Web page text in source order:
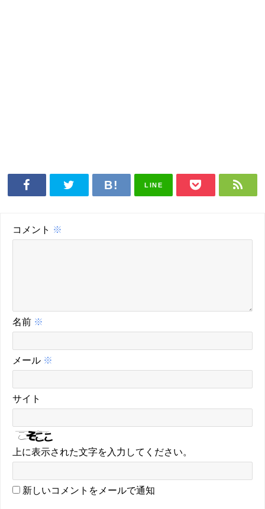
LINE
コメント ※
名前 ※
メール ※
サイト
上に表示された文字を入力してください。
新しいコメントをメールで通知